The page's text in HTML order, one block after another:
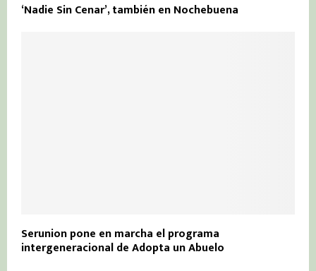
‘Nadie Sin Cenar’, también en Nochebuena
Serunion pone en marcha el programa
intergeneracional de Adopta un Abuelo